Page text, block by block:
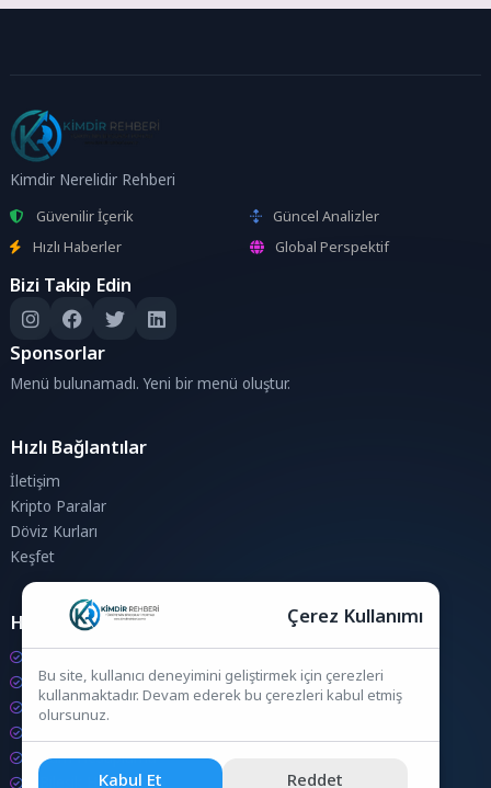
Kimdir Nerelidir Rehberi
Güvenilir İçerik
Güncel Analizler
Hızlı Haberler
Global Perspektif
Bizi Takip Edin
Sponsorlar
Menü bulunamadı. Yeni bir menü oluştur.
Hızlı Bağlantılar
İletişim
Kripto Paralar
Döviz Kurları
Keşfet
Hesaplamalar
Döviz Hesaplama
KDV Hesaplama
Zam Hesaplama
Bileşik Hesaplama
Çerez Kullanımı
Bu site, kullanıcı deneyimini geliştirmek için çerezleri
kullanmaktadır. Devam ederek bu çerezleri kabul etmiş
olursunuz.
Kabul Et Reddet